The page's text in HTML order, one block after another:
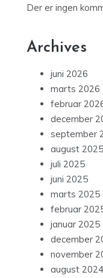
Der er ingen
Archives
juni 2026
marts 2026
februar
december
september
august 2025
juli 2025
juni 2025
marts 2025
februar
januar 2025
december
november
august 2024